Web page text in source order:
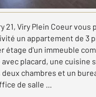
21, Viry Plein Coeur vous
un appartement de 3
étage d'un immeuble
placard, une cuisine
deux chambres et un
de salle ...